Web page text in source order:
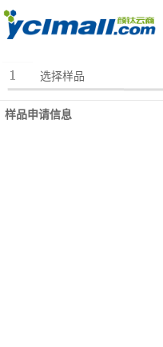
选择样品
样品申请信息